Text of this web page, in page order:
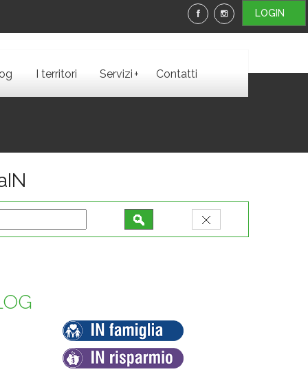
LOGIN
I territori Servizi+ Contatti